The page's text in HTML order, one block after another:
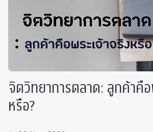
จิตวิทยาการตลาด: ลูกค้าคือ
หรือ?